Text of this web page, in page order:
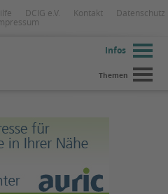
DCIG e.V. Kontakt
Datenschutz
Infos
Themen